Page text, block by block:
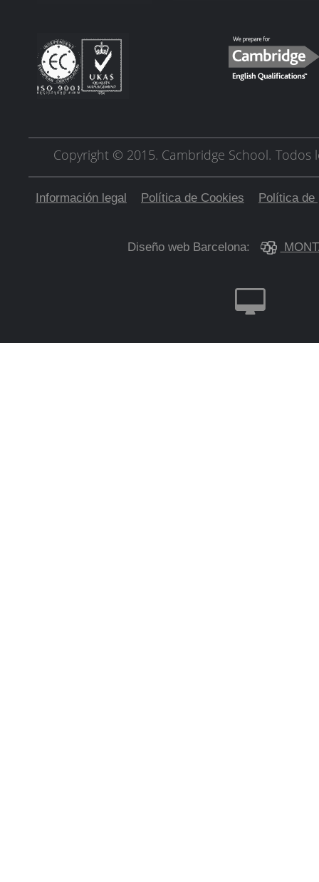
Copyright © 2015. Cambridge School. Todos
Información legal Política de Cookies Política de
Diseño web Barcelona: